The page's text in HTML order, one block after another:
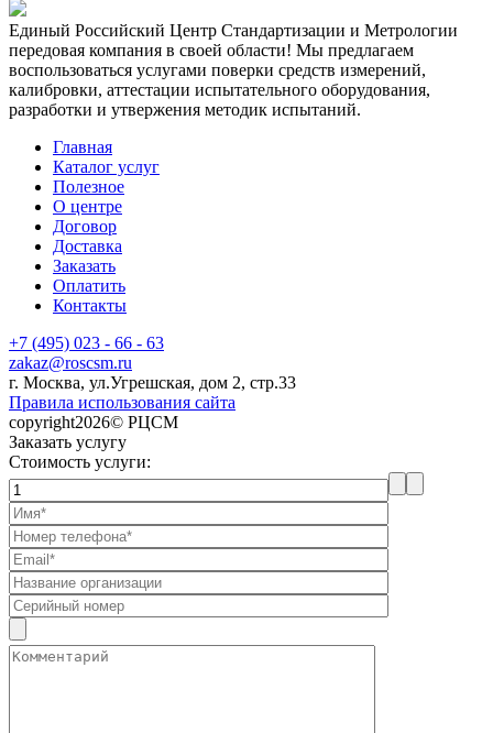
Единый Российский Центр Стандартизации и Метрологии
передовая компания в своей области! Мы предлагаем
воспользоваться услугами поверки средств измерений,
калибровки, аттестации испытательного оборудования,
разработки и утвержения методик испытаний.
Главная
Каталог услуг
Полезное
О центре
Договор
Доставка
Заказать
Оплатить
Контакты
+7 (495) 023 - 66 - 63
zakaz@roscsm.ru
г. Москва, ул.Угрешская, дом 2, стр.33
Правила использования сайта
copyright2026© РЦСМ
Заказать услугу
Стоимость услуги: